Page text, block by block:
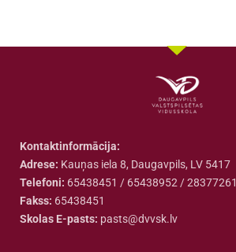
Kontaktinformācija:
Adrese: Kauņas iela 8, Daugavpils, LV 5417
Telefoni: 65438451 / 65438952 / 28377261
Fakss: 65438451
Skolas E-pasts: pasts@dvvsk.lv